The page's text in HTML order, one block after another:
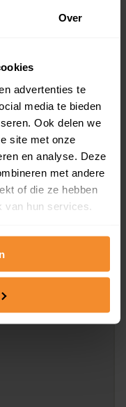
Over
advertenties te
media te bieden
Ook delen we
site met onze
en analyse. Deze
met andere
of die ze hebben
hun services.
(koopsom
Dit
en